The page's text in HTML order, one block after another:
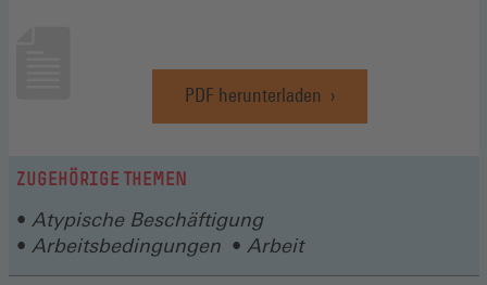
PDF herunterladen
(Öffnet
in
ZUGEHÖRIGE THEMEN
Atypische Beschäftigung
Arbeitsbedingungen
Arbeit